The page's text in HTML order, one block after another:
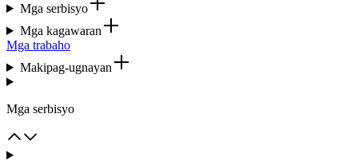
Mga serbisyo
Mga kagawaran
Mga trabaho
Makipag-ugnayan
Mga serbisyo